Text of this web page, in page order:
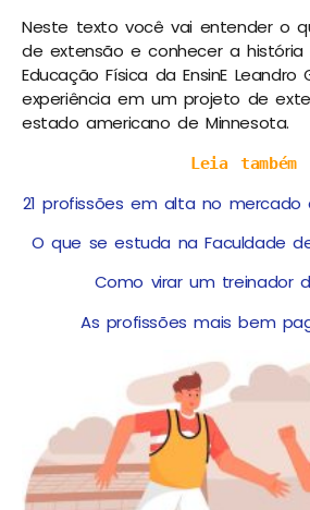
Neste texto você vai entender o
de extensão e conhecer a
Educação Física da EnsinE Leandro
experiência em um projeto de
estado americano de Minnesota.
Leia também
21 profissões em alta no
O que se estuda na Faculdade
Como virar um treinador
As profissões mais bem